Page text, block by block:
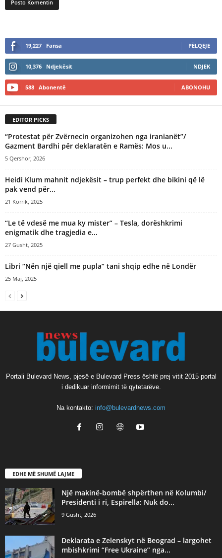
l
e
n
a
19,227 Fansa PËLQEJE
10,376 Ndjekësit NDJEK
588 Abonentë ABONOHU
EDITOR PICKS
“Protestat për Zvërnecin organizohen nga iranianët”/
Gazment Bardhi për deklaratën e Ramës: Mos u...
5 Qershor, 2026
Heidi Klum mahnit ndjekësit – trup perfekt dhe bikini që lë
pak vend për...
21 Korrik, 2025
“Le të vdesë me mua ky mister” – Tesla, dorëshkrimi
enigmatik dhe tragjedia e...
27 Gusht, 2025
Libri “Nën një qiell me pupla” tani shqip edhe në Londër
25 Maj, 2025
Portali Bulevard News, pjesë e Bulevard Press është prej vitit 2015 portal
i dedikuar informimit të qytetarëve.
Na kontakto: info@bulevardnews.com
EDHE MË SHUMË LAJME
Një makinë-bombë shpërthen në Kolumbi/
Presidenti i ri, Espirella: Nuk do...
9 Gusht, 2026
Deklarata e Zelenskyt në Beograd – largohet
mbishkrimi “Free Ukraine” nga...